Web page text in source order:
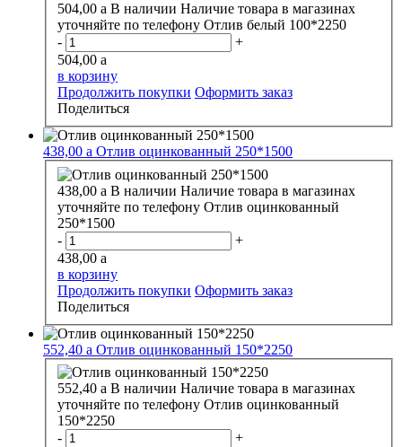
504,00 a В наличии Наличие товара в магазинах
уточняйте по телефону Отлив белый 100*2250
-
+
504,00 a
в корзину
Продолжить покупки Оформить заказ
Поделиться
438,00 a Отлив оцинкованный 250*1500
438,00 a В наличии Наличие товара в магазинах
уточняйте по телефону Отлив оцинкованный
250*1500
-
+
438,00 a
в корзину
Продолжить покупки Оформить заказ
Поделиться
552,40 a Отлив оцинкованный 150*2250
552,40 a В наличии Наличие товара в магазинах
уточняйте по телефону Отлив оцинкованный
150*2250
-
+